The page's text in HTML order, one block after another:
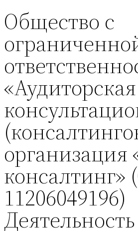
Общество с
организация
консалтинг»
11206049196)